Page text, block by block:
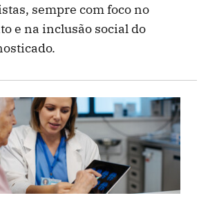
sempre com foco no
e na inclusão social do